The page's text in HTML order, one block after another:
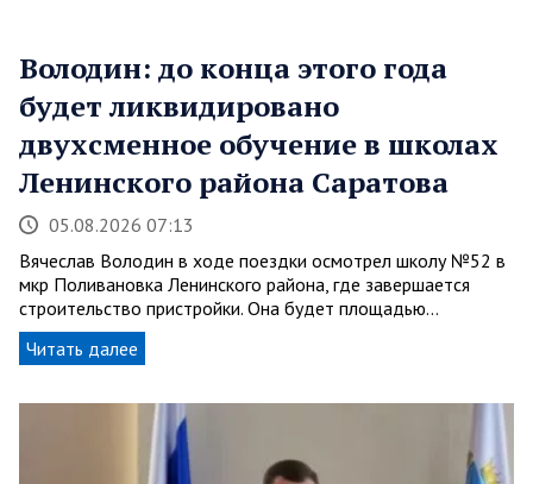
Володин: до конца этого года
будет ликвидировано
двухсменное обучение в школах
Ленинского района Саратова
05.08.2026 07:13
Вячеслав Володин в ходе поездки осмотрел школу №52 в
мкр Поливановка Ленинского района, где завершается
строительство пристройки. Она будет площадью…
Читать далее